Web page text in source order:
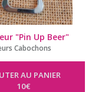
"Pin Up Beer"
Cabochons
AU PANIER
10€